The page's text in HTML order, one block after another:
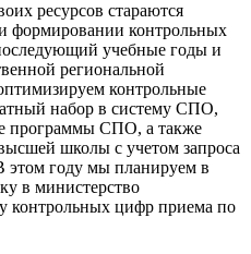
ресурсов стараются
формировании контрольных
учебные годы и
региональной
контрольные
набор в систему СПО,
программы СПО, а также
школы с учетом запроса
этом году мы планируем в
в министерство
контрольных цифр приема по